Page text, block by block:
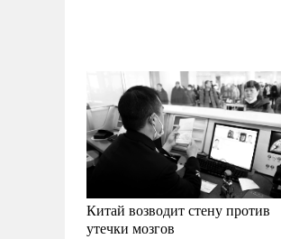
Китай возводит стену против
утечки мозгов